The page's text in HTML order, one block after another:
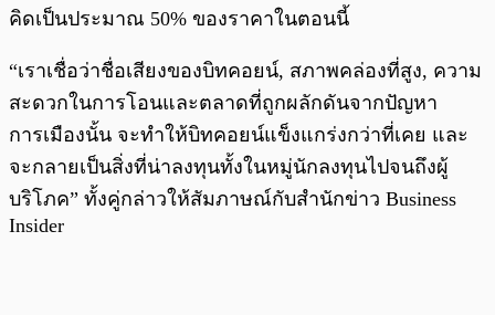
คิดเป็นประมาณ 50% ของราคาในตอนนี้
“เราเชื่อว่าชื่อเสียงของบิทคอยน์, สภาพคล่องที่สูง, ความ
สะดวกในการโอนและตลาดที่ถูกผลักดันจากปัญหา
การเมืองนั้น จะทำให้บิทคอยน์แข็งแกร่งกว่าที่เคย และ
จะกลายเป็นสิ่งที่น่าลงทุนทั้งในหมู่นักลงทุนไปจนถึงผู้
บริโภค” ทั้งคู่กล่าวให้สัมภาษณ์กับสำนักข่าว Business
Insider